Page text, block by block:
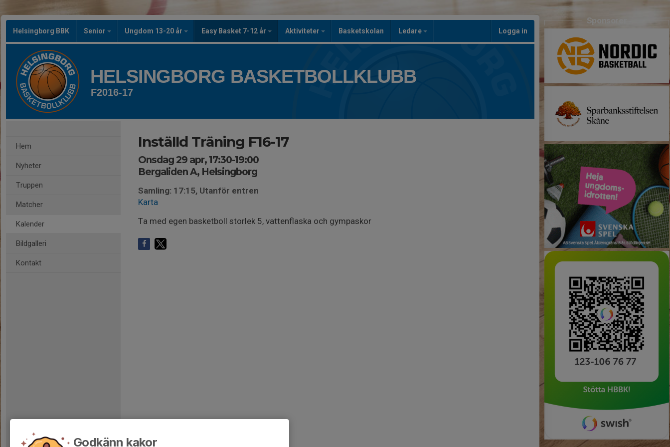
Helsingborg BBK Senior Ungdom 13-20 år Easy Basket 7-12 år Aktiviteter Basketskolan Ledare Logga in
HELSINGBORG BASKETBOLLKLUBB
F2016-17
Hem
Nyheter
Truppen
Matcher
Kalender
Bildgalleri
Kontakt
Inställd Träning F16-17
Onsdag 29 apr, 17:30-19:00
Bergaliden A, Helsingborg
Samling: 17:15, Utanför entren
Karta
Ta med egen basketboll storlek 5, vattenflaska och gympaskor
Sponsorer
Godkänn kakor